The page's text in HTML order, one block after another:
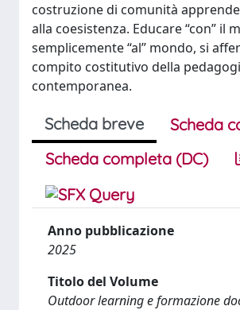
costruzione di comunità
alla coesistenza. Educare “con” il
semplicemente “al” mondo, si
compito costitutivo della
contemporanea.
Scheda breve
Scheda
Scheda completa (DC)
Anno pubblicazione
2025
Titolo del Volume
Outdoor learning e formazione